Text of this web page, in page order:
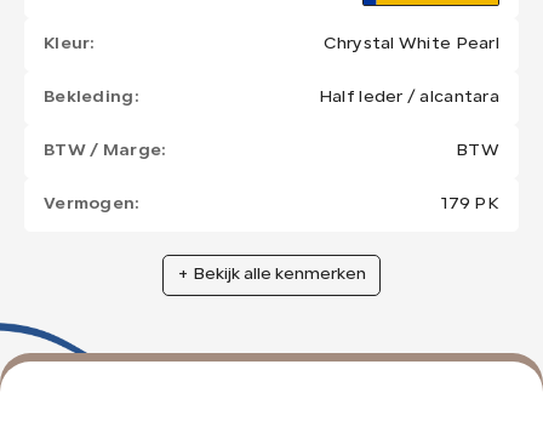
Kleur: Chrystal White Pearl
Bekleding: Half leder / alcantara
BTW / Marge: BTW
Vermogen: 179 PK
+ Bekijk alle kenmerken